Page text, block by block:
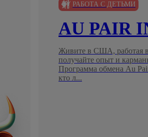
РАБОТА С ДЕТЬМИ
AU PAIR
Живите в США, работая в
получайте опыт и
Программа обмена Au
кто л...